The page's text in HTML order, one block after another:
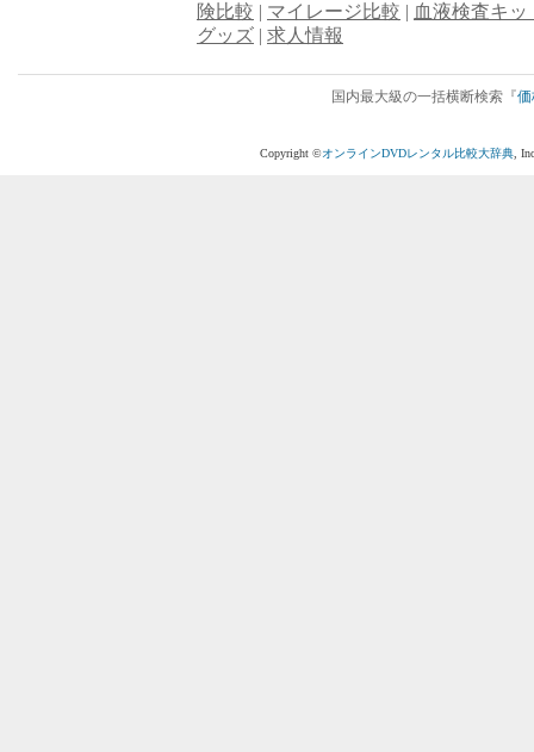
険比較 | マイレージ比較 | 血液検査キッ
グッズ | 求人情報
国内最大級の一括横断検索『価
Copyright ©オンラインDVDレンタル比較大辞典 ,